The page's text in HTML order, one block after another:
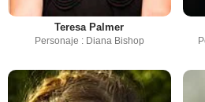
Teresa Palmer
Personaje : Diana Bishop